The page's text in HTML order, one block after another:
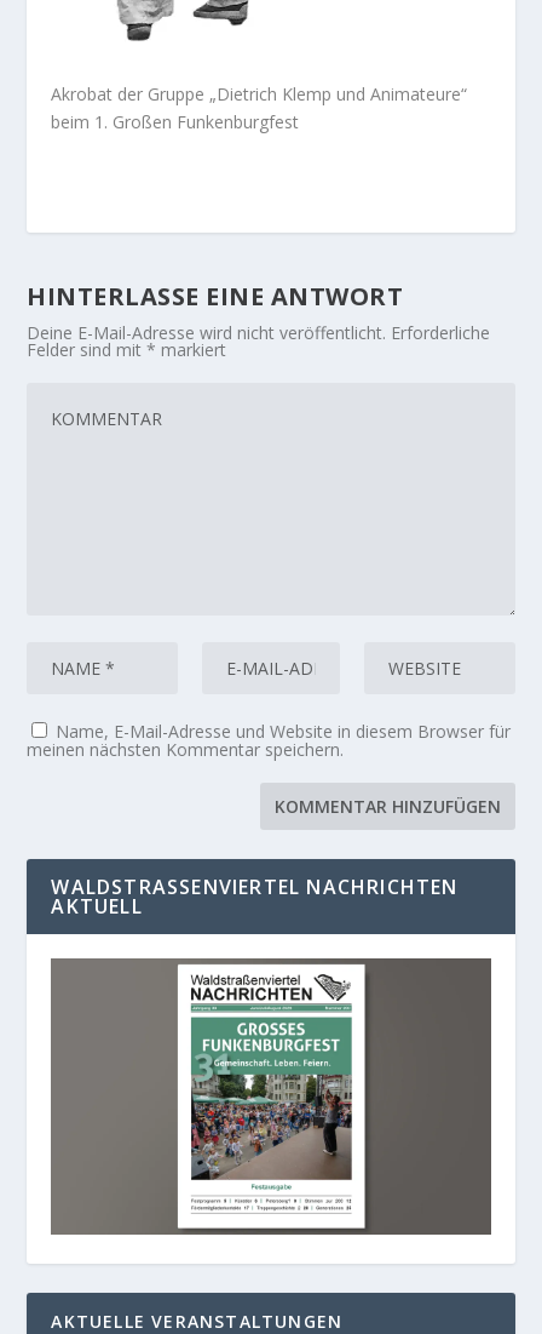
Akrobat der Gruppe „Dietrich Klemp und Animateure“
beim 1. Großen Funkenburgfest
HINTERLASSE EINE ANTWORT
Deine E-Mail-Adresse wird nicht veröffentlicht. Erforderliche
Felder sind mit* markiert
Name, E-Mail-Adresse und Website in diesem Browser für
meinen nächsten Kommentar speichern.
WALDSTRASSENVIERTEL NACHRICHTEN A
KTUELL
AKTUELLE VERANSTALTUNGEN